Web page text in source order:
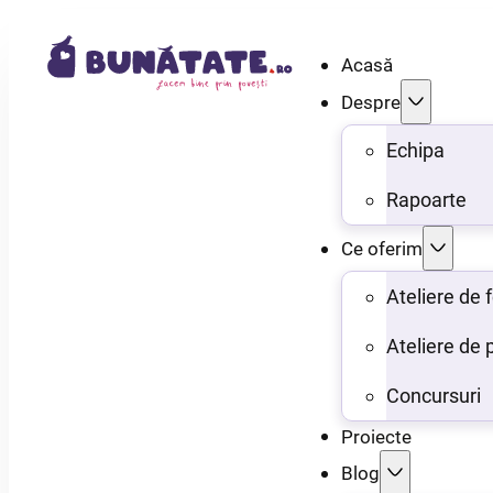
Acasă
Despre
Echipa
Rapoarte
Ce oferim
Ateliere de
Ateliere de
Concursuri
Proiecte
Blog